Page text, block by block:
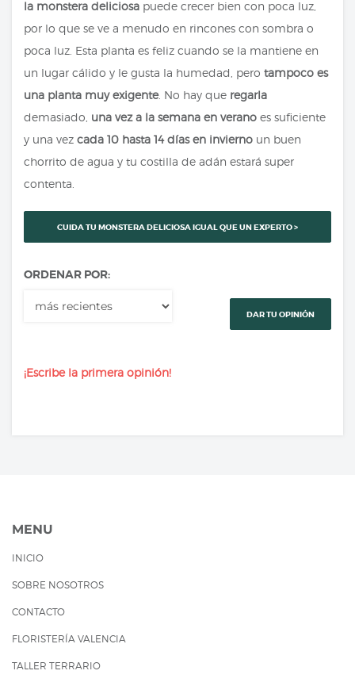
la monstera deliciosa puede crecer bien con poca luz,
por lo que se ve a menudo en rincones con sombra o
poca luz. Esta planta es feliz cuando se la mantiene en
un lugar cálido y le gusta la humedad, pero tampoco es
una planta muy exigente. No hay que regarla
demasiado, una vez a la semana en verano es suficiente
y una vez cada 10 hasta 14 días en invierno un buen
chorrito de agua y tu costilla de adán estará super
contenta.
CUIDA TU MONSTERA DELICIOSA IGUAL QUE UN EXPERTO >
ORDENAR POR:
DAR TU OPINIÓN
¡Escribe la primera opinión!
MENU
INICIO
SOBRE NOSOTROS
CONTACTO
FLORISTERÍA VALENCIA
TALLER TERRARIO